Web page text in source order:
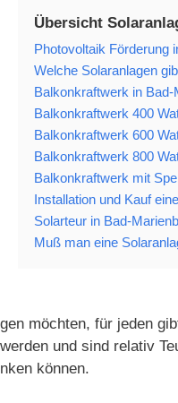
Übersicht
Photovoltaik Förderung
Welche Solaranlagen
Balkonkraftwerk in
Balkonkraftwerk 400
Balkonkraftwerk 600
Balkonkraftwerk 800
Balkonkraftwerk mit
Installation und Kauf
Solarteur in Bad-
Muß man eine
möchten, für jeden
und sind relativ
können.